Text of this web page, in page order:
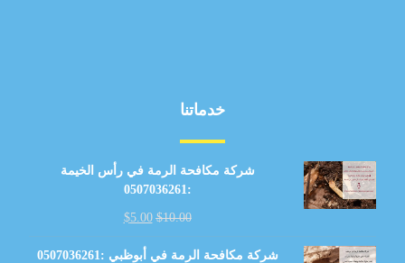
خدماتنا
شركة مكافحة الرمة في رأس الخيمة
:0507036261
$10.00
$5.00
شركة مكافحة الرمة في أبوظبي :0507036261